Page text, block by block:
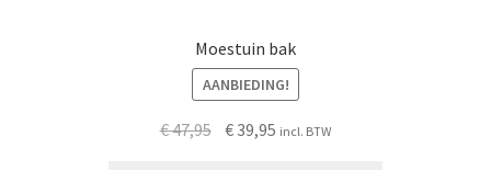
Moestuin bak
AANBIEDING!
€47,95 Oorspronkelijke
€39,95 Huidige
incl. BTW